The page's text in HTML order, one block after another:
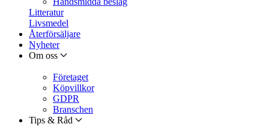
Litteratur
Livsmedel
Återförsäljare
Nyheter
Om oss
Företaget
Köpvillkor
GDPR
Branschen
Tips & Råd